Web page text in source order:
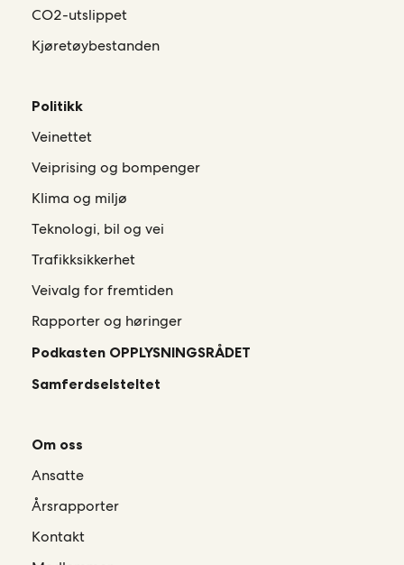
CO2-utslippet
Kjøretøybestanden
Politikk
Veinettet
Veiprising og bompenger
Klima og miljø
Teknologi, bil og vei
Trafikksikkerhet
Veivalg for fremtiden
Rapporter og høringer
Podkasten OPPLYSNINGSRÅDET
Samferdselsteltet
Om oss
Ansatte
Årsrapporter
Kontakt